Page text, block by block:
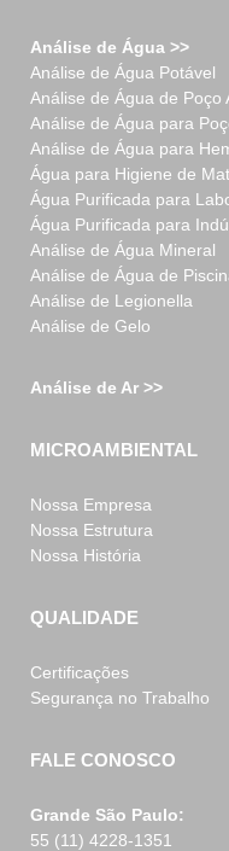
Análise de Água >>
Análise de Água Potável
Análise de Água de Poço
Análise de Água para
Análise de Água para
Água para Higiene de
Água Purificada para
Água Purificada para
Análise de Água Mineral
Análise de Água de
Análise de Legionella
Análise de Gelo
Análise de Ar >>
MICROAMBIENTAL
Nossa Empresa
Nossa Estrutura
Nossa História
QUALIDADE
Certificações
Segurança no Trabalho
FALE CONOSCO
Grande São Paulo:
55 (11) 4228-1351